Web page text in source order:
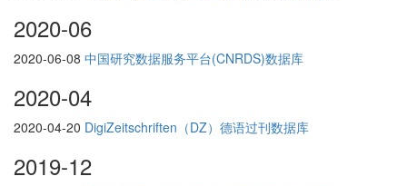
2020-06
2020-06-08 中国研究数据服务平台(CNRDS)数据库
2020-04
2020-04-20 DigiZeitschriften（DZ）德语过刊数据库
2019-12